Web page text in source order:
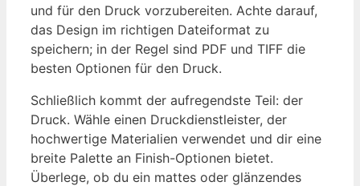
und für den Druck vorzubereiten. Achte darauf,
das Design im richtigen Dateiformat zu
speichern; in der Regel sind PDF und TIFF die
besten Optionen für den Druck.
Schließlich kommt der aufregendste Teil: der
Druck. Wähle einen Druckdienstleister, der
hochwertige Materialien verwendet und dir eine
breite Palette an Finish-Optionen bietet.
Überlege, ob du ein mattes oder glänzendes